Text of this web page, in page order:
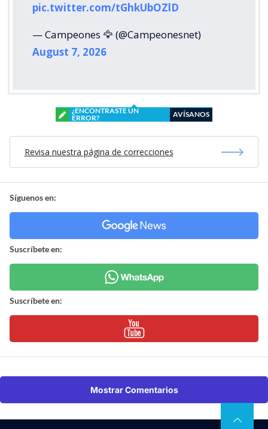
pic.twitter.com/tGhkUbOZlD
— Campeones 🦅 (@Campeonesnet)
August 7, 2026
¿ENCONTRASTE UN
ERROR?
AVÍSANOS
Revisa nuestra página de correcciones
Síguenos en:
Suscríbete en:
Suscríbete en:
Mostrar Comentarios